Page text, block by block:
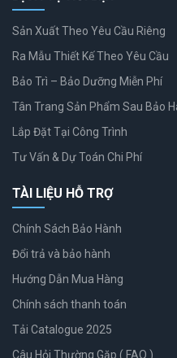
Sản Xuất Theo Yêu Cầu Riêng
Ra Mẫu Thiết Kế Theo Yêu Cầu
Bảo Trì – Bảo Dưỡng Miễn Phí
Tân Trang Sản Phẩm Sau Bảo
Lắp Đặt Tại Công Trình
Tư Vấn & Dự Toán Chi Phí
TÀI LIỆU HỖ TRỢ
Chính Sách Bảo Hành
Đổi trả và bảo hành
Hướng Dẫn Mua Hàng
Chính sách thanh toán
Tải Catalogue 2025
Câu Hỏi Thường Gặp ( FAQ )